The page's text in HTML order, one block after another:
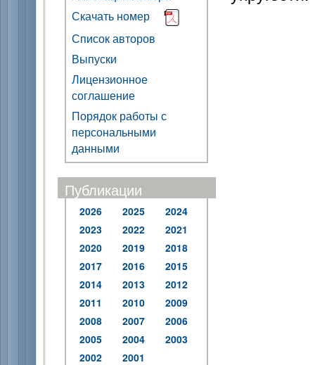
Скачать номер
Список авторов
Выпуски
Лицензионное
соглашение
Порядок работы с
персональными
данными
Публикации
2026 2025
2024
2023
2022
2021
2020
2019
2018
2017
2016
2015
2014
2013
2012
2011
2010
2009
2008
2007
2006
2005
2004
2003
2002
2001